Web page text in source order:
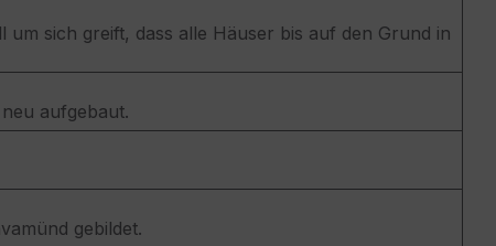
sich greift, dass alle Häuser bis auf den Grund in
aufgebaut.
gebildet.